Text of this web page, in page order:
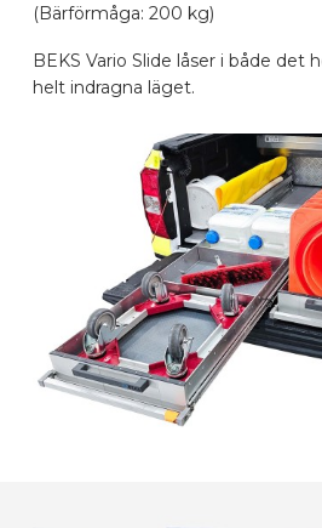
(Bärförmåga: 200 kg)
BEKS Vario Slide låser i både det
helt indragna läget.